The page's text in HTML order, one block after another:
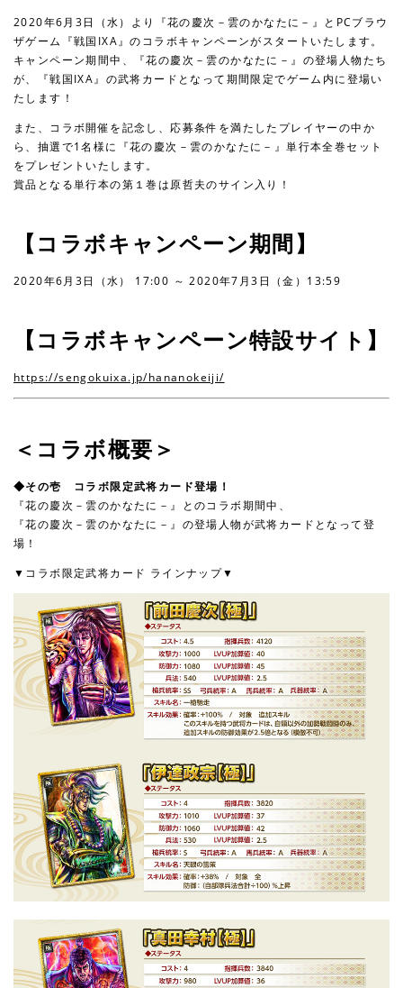
2020年6月3日（水）より『花の慶次－雲のかなたに－』とPCブラウ
ザゲーム『戦国IXA』のコラボキャンペーンがスタートいたします。
キャンペーン期間中、『花の慶次－雲のかなたに－』の登場人物たち
が、『戦国IXA』の武将カードとなって期間限定でゲーム内に登場い
たします！
また、コラボ開催を記念し、応募条件を満たしたプレイヤーの中か
ら、抽選で1名様に『花の慶次－雲のかなたに－』単行本全巻セット
をプレゼントいたします。
賞品となる単行本の第１巻は原哲夫のサイン入り！
【コラボキャンペーン期間】
2020年6月3日（水） 17:00 ～ 2020年7月3日（金）13:59
【コラボキャンペーン特設サイト】
https://sengokuixa.jp/hananokeiji/
＜コラボ概要＞
◆その壱 コラボ限定武将カード登場！
『花の慶次－雲のかなたに－』とのコラボ期間中、
『花の慶次－雲のかなたに－』の登場人物が武将カードとなって登
場！
▼コラボ限定武将カード ラインナップ▼